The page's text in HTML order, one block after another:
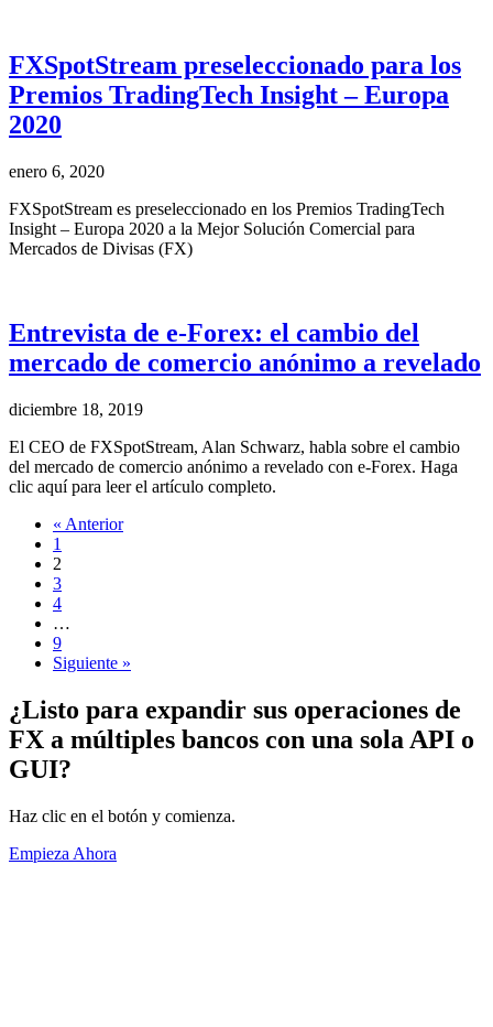
FXSpotStream preseleccionado para los
Premios TradingTech Insight – Europa
2020
enero 6, 2020
FXSpotStream es preseleccionado en los Premios TradingTech
Insight – Europa 2020 a la Mejor Solución Comercial para
Mercados de Divisas (FX)
Entrevista de e-Forex: el cambio del
mercado de comercio anónimo a revelado
diciembre 18, 2019
El CEO de FXSpotStream, Alan Schwarz, habla sobre el cambio
del mercado de comercio anónimo a revelado con e-Forex. Haga
clic aquí para leer el artículo completo.
« Anterior
1
2
3
4
…
9
Siguiente »
¿Listo para expandir sus operaciones de
FX a múltiples bancos con una sola API o
GUI?
Haz clic en el botón y comienza.
Empieza Ahora